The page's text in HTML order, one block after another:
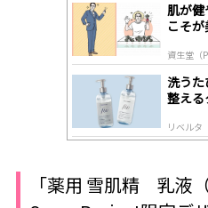
肌が健
こそ
資生堂（
洗う
整え
リベルタ
「薬用 雪肌精 乳液